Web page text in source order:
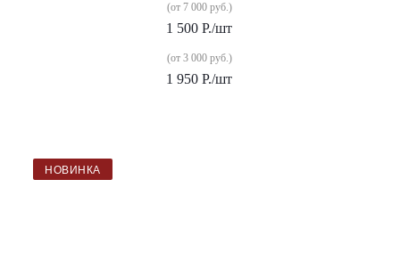
(от 7 000 руб.)
1 500 Р./шт
(от 3 000 руб.)
1 950 Р./шт
НОВИНКА